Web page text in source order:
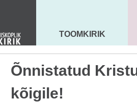
MAARJA KIRIK
TOOMKIRIK
Õnnistatud
kõigile!